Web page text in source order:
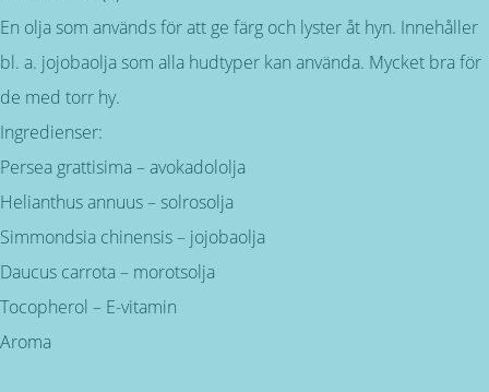
En olja som används för att ge färg och lyster åt hyn. Innehåller
bl. a. jojobaolja som alla hudtyper kan använda. Mycket bra för
de med torr hy.
Ingredienser:
Persea grattisima – avokadololja
Helianthus annuus – solrosolja
Simmondsia chinensis – jojobaolja
Daucus carrota – morotsolja
Tocopherol – E-vitamin
Aroma